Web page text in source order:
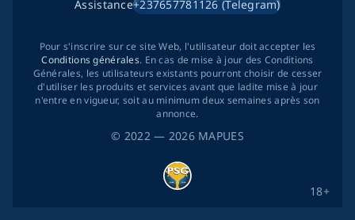
© 2022— 2026 MAPUES
Assistance+237657781126 (Telegram)
18+
Pour s'inscrire sur ce site Web, l'utilisateur doit accepter les
Conditions générales. En cas de mise à jour des Conditions
Générales, les utilisateurs existants pourront choisir de cesser
d'utiliser les produits et services avant que ladite mise à jour
n'entre en vigueur, soit au minimum deux semaines après son
annonce.